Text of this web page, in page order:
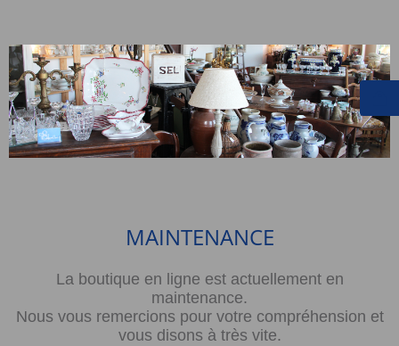
MAINTENANCE
La boutique en ligne est actuellement en
maintenance.
Nous vous remercions pour votre compréhension et
vous disons à très vite.